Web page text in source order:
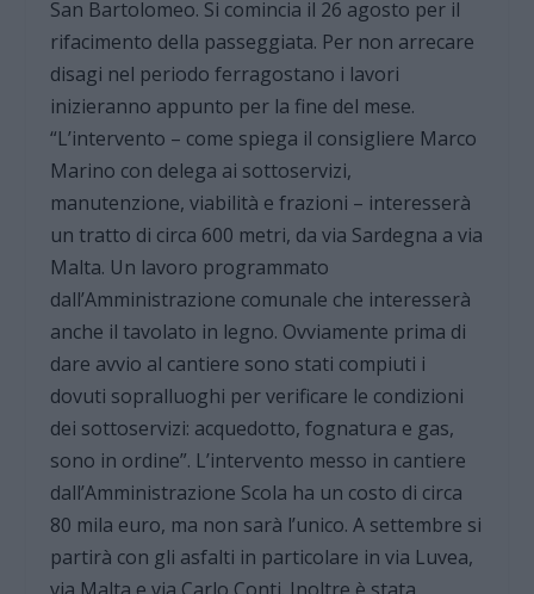
San Bartolomeo. Si comincia il 26 agosto per il
rifacimento della passeggiata. Per non arrecare
disagi nel periodo ferragostano i lavori
inizieranno appunto per la fine del mese.
“L’intervento – come spiega il consigliere Marco
Marino con delega ai sottoservizi,
manutenzione, viabilità e frazioni – interesserà
un tratto di circa 600 metri, da via Sardegna a via
Malta. Un lavoro programmato
dall’Amministrazione comunale che interesserà
anche il tavolato in legno. Ovviamente prima di
dare avvio al cantiere sono stati compiuti i
dovuti sopralluoghi per verificare le condizioni
dei sottoservizi: acquedotto, fognatura e gas,
sono in ordine”. L’intervento messo in cantiere
dall’Amministrazione Scola ha un costo di circa
80 mila euro, ma non sarà l’unico. A settembre si
partirà con gli asfalti in particolare in via Luvea,